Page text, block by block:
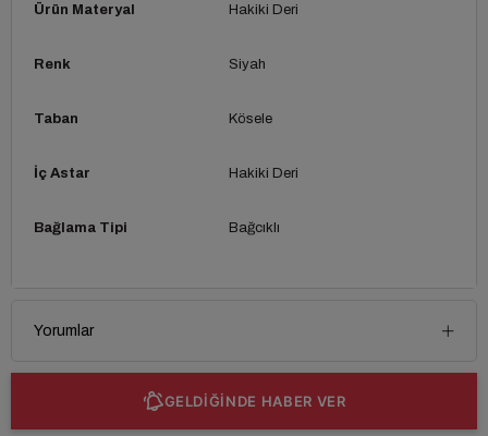
Ürün Materyal Hakiki Deri
Renk Siyah
Taban Kösele
İç Astar Hakiki Deri
Bağlama Tipi Bağcıklı
Yorumlar
GELDİĞİNDE HABER VER